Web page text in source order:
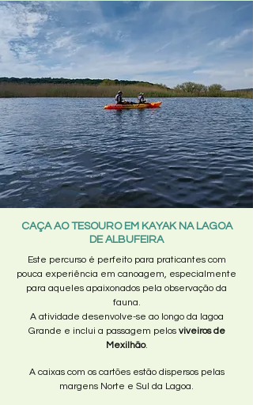
CAÇA AO TESOURO EM KAYAK NA LAGOA
DE ALBUFEIRA
Este percurso é perfeito para praticantes com
pouca experiência em canoagem, especialmente
para aqueles apaixonados pela observação da
fauna.
A atividade desenvolve-se ao longo da lagoa
Grande e inclui a passagem pelos viveiros de
Mexilhão.
A caixas com os cartões estão dispersos pelas
margens Norte e Sul da Lagoa.